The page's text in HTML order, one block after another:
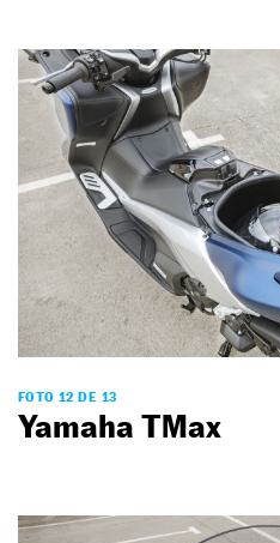
FOTO 12 DE 13
Yamaha TMax